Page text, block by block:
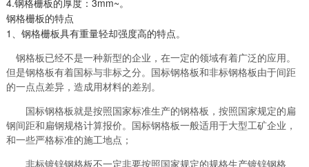
钢格栅板的特点
1、钢格栅板具有重量轻却强度高的特点。
钢格板已经不是一种新型的企业，在一定的领域有着广泛的应用。
但是钢格板有着国标与非标之分。国标钢格板和非标钢格板由于间距
的一点点差异，造成用材料的差别。
国标钢格板就是按照国家标准生产的钢格板，按照国家规定的扁
钢间距和扁钢规格计算报价。国标钢格板一般适用于大型工矿企业，
和一些严格标准的施工地点；
非标镀锌钢格板不一定非要按照国家规定的规格生产镀锌钢格